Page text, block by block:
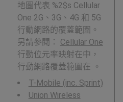
地圖代表 %2$s Cellular
One 2G、3G、4G 和 5G
行動網路的覆蓋範圍。
另請參閱： Cellular One
行動位元率映射在中，
行動網路覆蓋範圍在 。
T-Mobile (inc. Sprint)
Union Wireless